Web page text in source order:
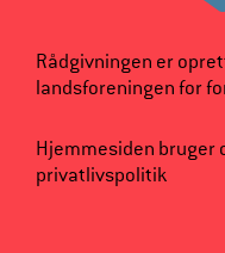
Rådgivningen er
landsforeningen for
Hjemmesiden
privatlivspolitik